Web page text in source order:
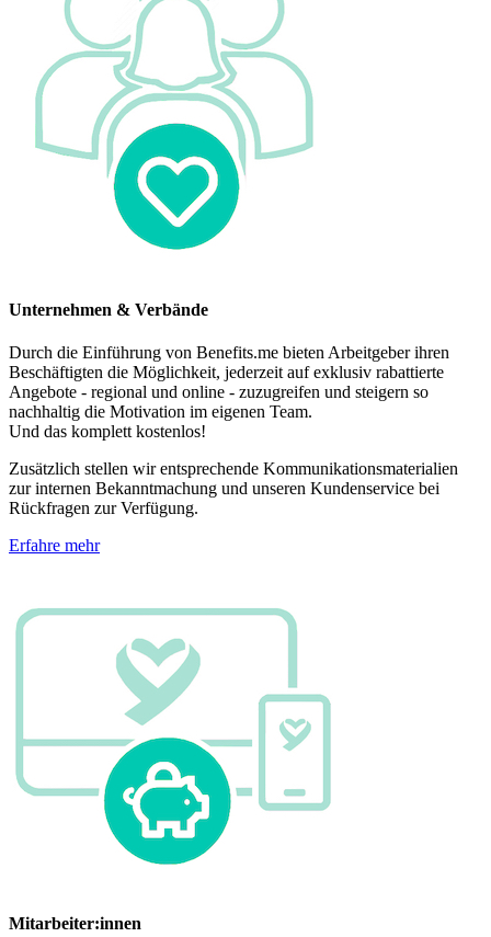
Unternehmen & Verbände
Durch die Einführung von Benefits.me bieten Arbeitgeber ihren
Beschäftigten die Möglichkeit, jederzeit auf exklusiv rabattierte
Angebote - regional und online - zuzugreifen und steigern so
nachhaltig die Motivation im eigenen Team.
Und das komplett kostenlos!
Zusätzlich stellen wir entsprechende Kommunikationsmaterialien
zur internen Bekanntmachung und unseren Kundenservice bei
Rückfragen zur Verfügung.
Erfahre mehr
Mitarbeiter:innen